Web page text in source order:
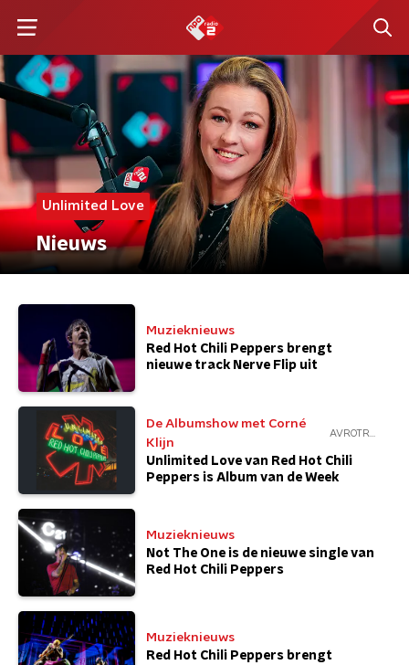
Unlimited Love
Nieuws
Muzieknieuws
Red Hot Chili Peppers brengt
nieuwe track Nerve Flip uit
De Albumshow met Corné
Klijn
Unlimited Love van Red Hot Chili
Peppers is Album van de Week
Muzieknieuws
Not The One is de nieuwe single van
Red Hot Chili Peppers
Muzieknieuws
Red Hot Chili Peppers brengt